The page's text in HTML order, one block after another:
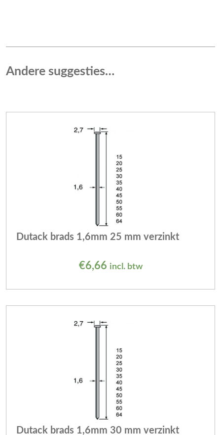
Andere suggesties…
Dutack brads 1,6mm 25 mm verzinkt
€6,66 incl. btw
Dutack brads 1,6mm 30 mm verzinkt